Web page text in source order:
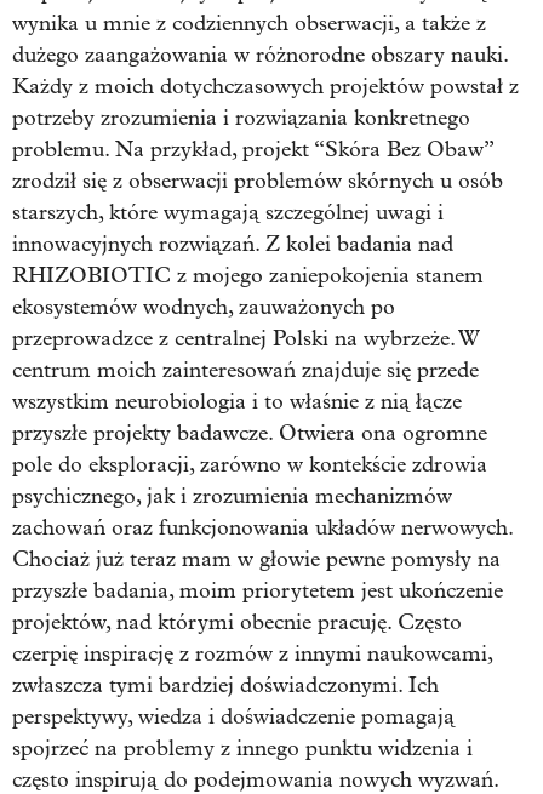
wynika u mnie z codziennych obserwacji, a także z
dużego zaangażowania w różnorodne obszary nauki.
Każdy z moich dotychczasowych projektów powstał z
potrzeby zrozumienia i rozwiązania konkretnego
problemu. Na przykład, projekt “Skóra Bez Obaw”
zrodził się z obserwacji problemów skórnych u osób
starszych, które wymagają szczególnej uwagi i
innowacyjnych rozwiązań. Z kolei badania nad
RHIZOBIOTIC z mojego zaniepokojenia stanem
ekosystemów wodnych, zauważonych po
przeprowadzce z centralnej Polski na wybrzeże. W
centrum moich zainteresowań znajduje się przede
wszystkim neurobiologia i to właśnie z nią łącze
przyszłe projekty badawcze. Otwiera ona ogromne
pole do eksploracji, zarówno w kontekście zdrowia
psychicznego, jak i zrozumienia mechanizmów
zachowań oraz funkcjonowania układów nerwowych.
Chociaż już teraz mam w głowie pewne pomysły na
przyszłe badania, moim priorytetem jest ukończenie
projektów, nad którymi obecnie pracuję. Często
czerpię inspirację z rozmów z innymi naukowcami,
zwłaszcza tymi bardziej doświadczonymi. Ich
perspektywy, wiedza i doświadczenie pomagają
spojrzeć na problemy z innego punktu widzenia i
często inspirują do podejmowania nowych wyzwań.